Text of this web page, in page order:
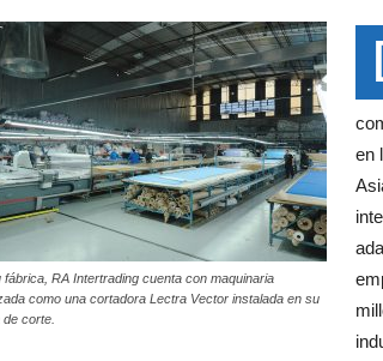
fábrica, RA Intertrading cuenta con maquinaria
como una cortadora Lectra Vector instalada en su
corte.
en